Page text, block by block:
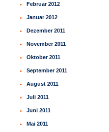
Februar 2012
Januar 2012
Dezember 2011
November 2011
Oktober 2011
September 2011
August 2011
Juli 2011
Juni 2011
Mai 2011